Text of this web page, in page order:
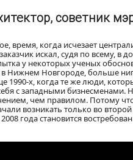
советник
время, когда исчезает
искал, судя по всему,
у некоторых ученых
в Нижнем Новгороде, больше
1990-х, когда те же люди,
с западными
чем правилом. Потому
возникать только во
года становится